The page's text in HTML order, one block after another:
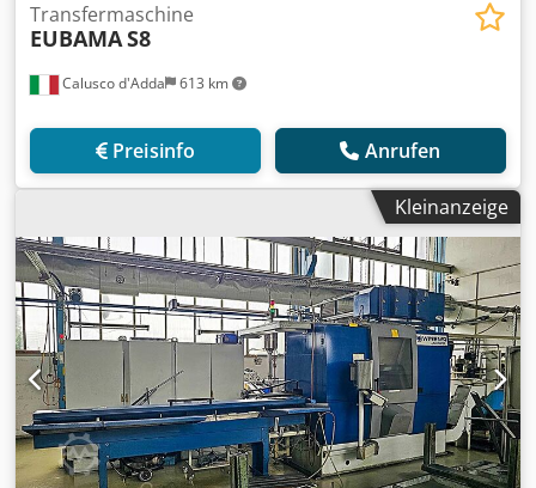
Calusco d'Adda 613 km
Transfermaschine
EUBAMAS8
Preisinfo Anrufen
Kleinanzeige